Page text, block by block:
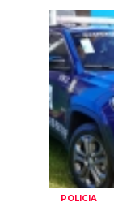
POLICIA